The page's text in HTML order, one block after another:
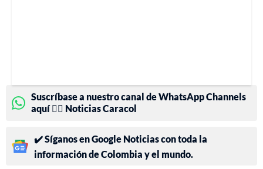
Suscríbase a nuestro canal de WhatsApp Channels
aquí 👉🏻 Noticias Caracol
✔️ Síganos en Google Noticias con toda la
información de Colombia y el mundo.